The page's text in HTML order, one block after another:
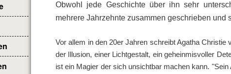
Obwohl jede Geschichte über ihn sehr
mehrere Jahrzehnte zusammen geschrieben
Vor allem in den 20er Jahren schreibt Agatha
der Illusion, einer Lichtgestalt, ein geheinmisvoller
ist ein Magier der sich unsichtbar machen kann.